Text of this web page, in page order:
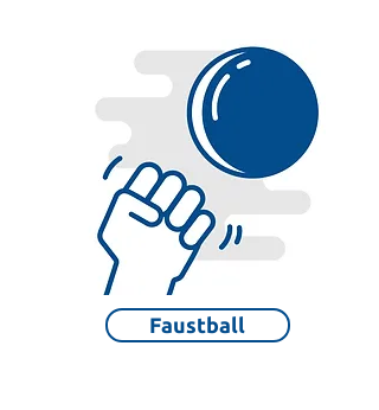
Faustball